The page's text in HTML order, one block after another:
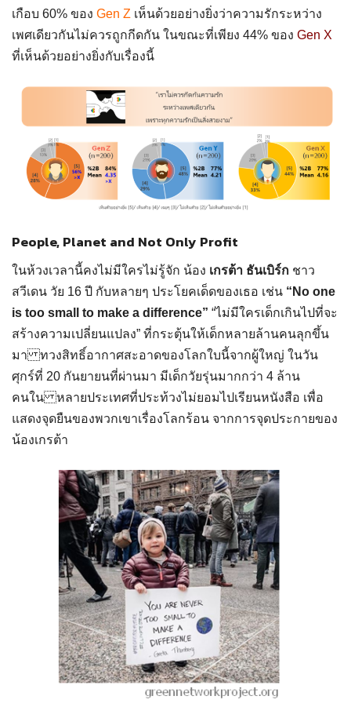
เกือบ 60% ของ Gen Z เห็นด้วยอย่างยิ่งว่าความรักระหว่าง
เพศเดียวกันไม่ควรถูกกีดกัน ในขณะที่เพียง 44% ของ Gen X
ที่เห็นด้วยอย่างยิ่งกับเรื่องนี้
People, Planet and Not Only Profit
ในห้วงเวลานี้คงไม่มีใครไม่รู้จัก น้อง เกรต้า ธันเบิร์ก ชาว
สวีเดน วัย 16 ปี กับหลายๆ ประโยคเด็ดของเธอ เช่น “No one
is too small to make a difference” “ไม่มีใครเด็กเกินไปที่จะ
สร้างความเปลี่ยนแปลง” ที่กระตุ้นให้เด็กหลายล้านคนลุกขึ้น
มา ทวงสิทธิ์อากาศสะอาดของโลกใบนี้จากผู้ใหญ่ ในวัน
ศุกร์ที่ 20 กันยายนที่ผ่านมา มีเด็กวัยรุ่นมากกว่า 4 ล้าน
คนใน หลายประเทศที่ประท้วงไม่ยอมไปเรียนหนังสือ เพื่อ
แสดงจุดยืนของพวกเขาเรื่องโลกร้อน จากการจุดประกายของ
น้องเกรต้า